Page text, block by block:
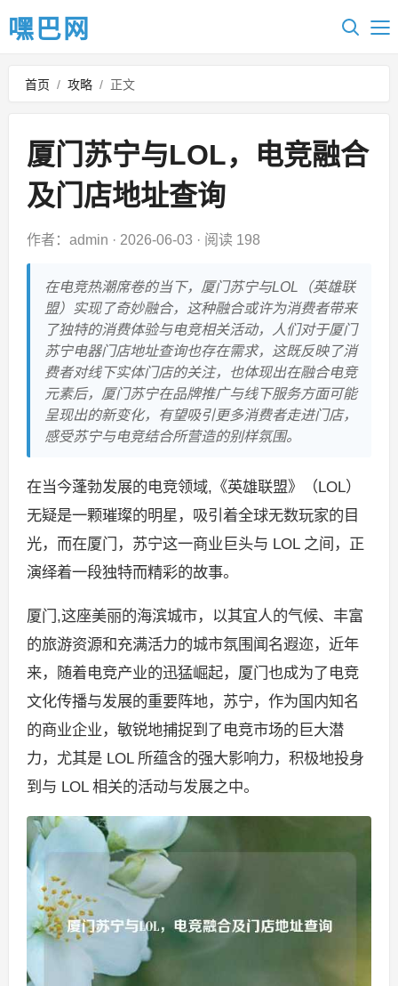
嘿巴网
首页 / 攻略 / 正文
厦门苏宁与LOL，电竞融合
及门店地址查询
作者：admin · 2026-06-03 · 阅读 198
在电竞热潮席卷的当下，厦门苏宁与LOL（英雄联
盟）实现了奇妙融合，这种融合或许为消费者带来
了独特的消费体验与电竞相关活动，人们对于厦门
苏宁电器门店地址查询也存在需求，这既反映了消
费者对线下实体门店的关注，也体现出在融合电竞
元素后，厦门苏宁在品牌推广与线下服务方面可能
呈现出的新变化，有望吸引更多消费者走进门店，
感受苏宁与电竞结合所营造的别样氛围。
在当今蓬勃发展的电竞领域,《英雄联盟》（LOL）
无疑是一颗璀璨的明星，吸引着全球无数玩家的目
光，而在厦门，苏宁这一商业巨头与 LOL 之间，正
演绎着一段独特而精彩的故事。
厦门,这座美丽的海滨城市，以其宜人的气候、丰富
的旅游资源和充满活力的城市氛围闻名遐迩，近年
来，随着电竞产业的迅猛崛起，厦门也成为了电竞
文化传播与发展的重要阵地，苏宁，作为国内知名
的商业企业，敏锐地捕捉到了电竞市场的巨大潜
力，尤其是 LOL 所蕴含的强大影响力，积极地投身
到与 LOL 相关的活动与发展之中。